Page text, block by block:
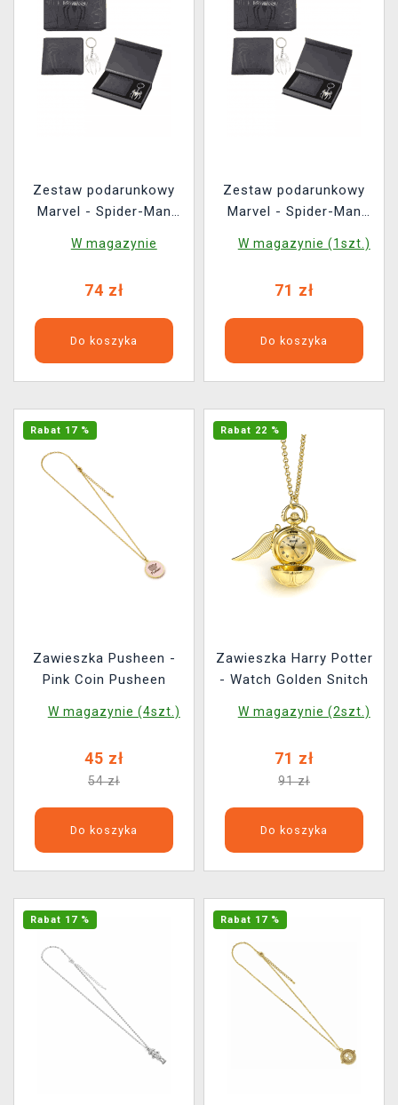
Zestaw podarunkowy
Marvel - Spider-Man
W magazynie
74 zł
Do koszyka
Zestaw podarunkowy
Marvel - Spider-Man
(uszkodzone
W magazynie (1szt.)
71 zł
Do koszyka
Rabat 17 %
Zawieszka Pusheen -
Pink Coin Pusheen
W magazynie (4szt.)
45 zł
54 zł
Do koszyka
Rabat 22 %
Zawieszka Harry Potter
- Watch Golden Snitch
W magazynie (2szt.)
71 zł
91 zł
Do koszyka
Rabat 17 % Rabat 17 %